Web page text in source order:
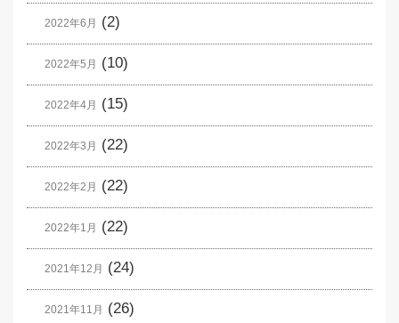
2022年6月 (2)
2022年5月 (10)
2022年4月 (15)
2022年3月 (22)
2022年2月 (22)
2022年1月 (22)
2021年12月 (24)
2021年11月 (26)